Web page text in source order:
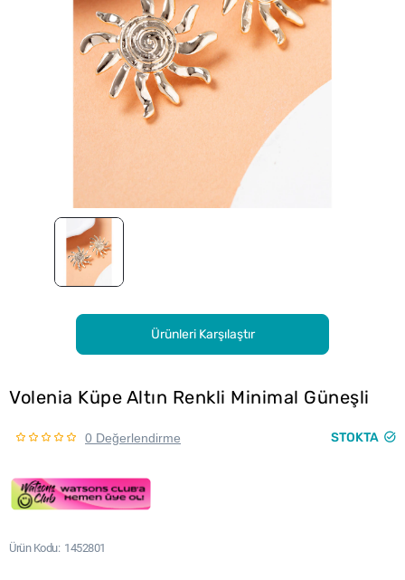
Ürünleri Karşılaştır
Volenia Küpe Altın Renkli Minimal Güneşli
0 Değerlendirme STOKTA
Ürün Kodu 1452801